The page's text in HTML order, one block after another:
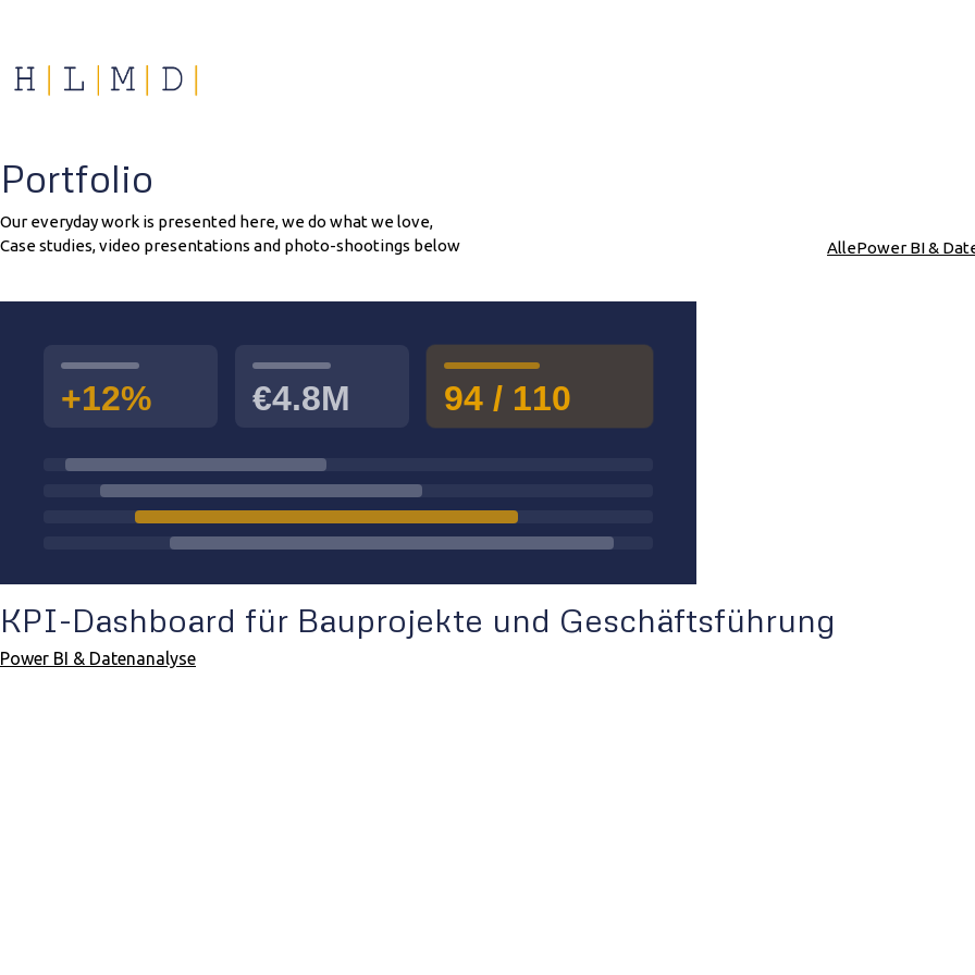
Portfolio
Our everyday work is presented here, we do what we love,
Case studies, video presentations and photo-shootings below
AllePower BI &
KPI-Dashboard für Bauprojekte und Geschäftsführung
Power BI & Datenanalyse